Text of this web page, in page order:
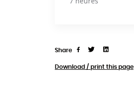
Share Share TweetLinkedin
Download / print this page